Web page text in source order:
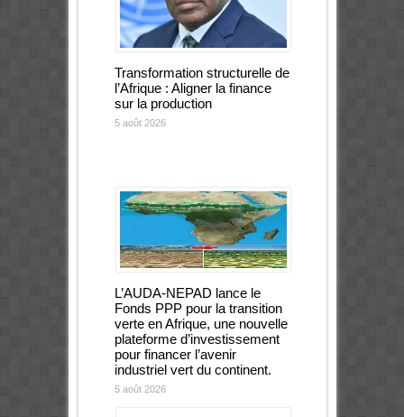
Transformation structurelle de
l’Afrique : Aligner la finance
sur la production
5 août 2026
L’AUDA-NEPAD lance le
Fonds PPP pour la transition
verte en Afrique, une nouvelle
plateforme d’investissement
pour financer l’avenir
industriel vert du continent.
5 août 2026